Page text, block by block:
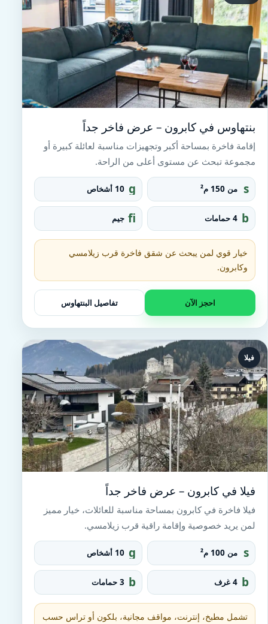
بنتهاوس في كابرون – عرض فاخر جداً
إقامة فاخرة بمساحة أكبر وتجهيزات مناسبة لعائلة كبيرة أو
مجموعة تبحث عن مستوى أعلى من الراحة.
s
q
u
a
r
e_
fo
o
t
من 150 م² g
r
o
u
p
10 أشخاص
b
at
h
t
u
b
4 حمامات fi
t
n
e
e
r
جيم
خيار قوي لمن يبحث عن شقق فاخرة قرب زيلامسي
وكابرون.
احجز الآن تفاصيل البنتهاوس
فيلا
فيلا في كابرون – عرض فاخر جداً
فيلا فاخرة في كابرون بمساحة مناسبة للعائلات، خيار مميز
لمن يريد خصوصية وإقامة راقية قرب زيلامسي.
s
q
u
a
r
من 100 م² g
r
o
u
p
10 أشخاص
b
e
d
4 غرف b
at
h
t
3 حمامات
تشمل مطبخ، إنترنت، مواقف مجانية، بلكون أو تراس حسب